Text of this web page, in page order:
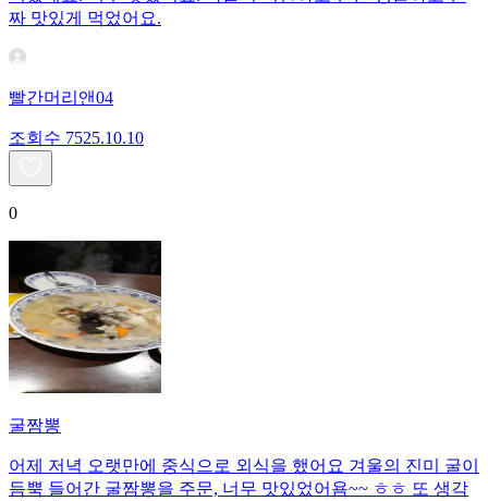
짜 맛있게 먹었어요.
빨간머리앤04
조회수 7525.10.10
0
굴짬뽕
어제 저녁 오랫만에 중식으로 외식을 했어요 겨울의 진미 굴이
듬뿍 들어간 굴짬뽕을 주문, 너무 맛있었어욤~~ ㅎㅎ 또 생각